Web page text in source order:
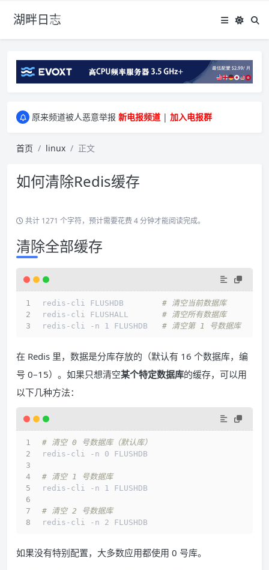
湖畔日志
greenwebpage|香港|日本|新加坡|美国等多地vps测评|移动直连|1Gbps带宽|年付€29
原来频道被人恶意举报 新电报频道 | 加入电报群
首页 linux 正文
如何清除Redis缓存
共计 1271 个字符，预计需要花费 4 分钟才能阅读完成。
清除全部缓存
redis-cli FLUSHDB # 清空当前数据库
redis-cli FLUSHALL # 清空所有数据库
redis-cli -n 1 FLUSHDB # 清空第 1 号数据库
在 Redis 里，数据是分库存放的（默认有 16 个数据库，编
号 0–15）。如果只想清空某个特定数据库的缓存，可以用
以下几种方法：
# 清空 0 号数据库（默认库）
redis-cli -n 0 FLUSHDB
# 清空 1 号数据库
redis-cli -n 1 FLUSHDB
# 清空 2 号数据库
redis-cli -n 2 FLUSHDB
如果没有特别配置，大多数应用都使用 0 号库。